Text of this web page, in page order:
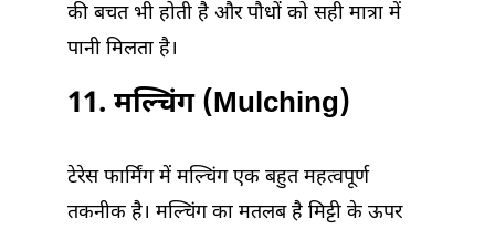
की बचत भी होती है और पौधों को सही मात्रा में
पानी मिलता है।
11. मल्चिंग (Mulching)
टेरेस फार्मिंग में मल्चिंग एक बहुत महत्वपूर्ण
तकनीक है। मल्चिंग का मतलब है मिट्टी के ऊपर